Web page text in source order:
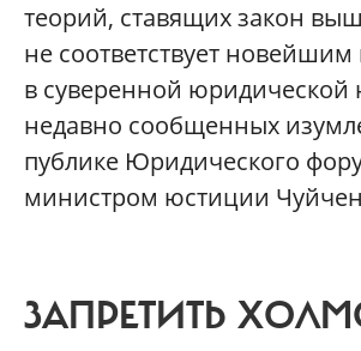
теорий, ставящих закон
не соответствует
в суверенной юридической
недавно сообщенных
публике Юридического
министром юстиции
ЗАПРЕТИТЬ